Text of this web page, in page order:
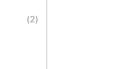
(2)